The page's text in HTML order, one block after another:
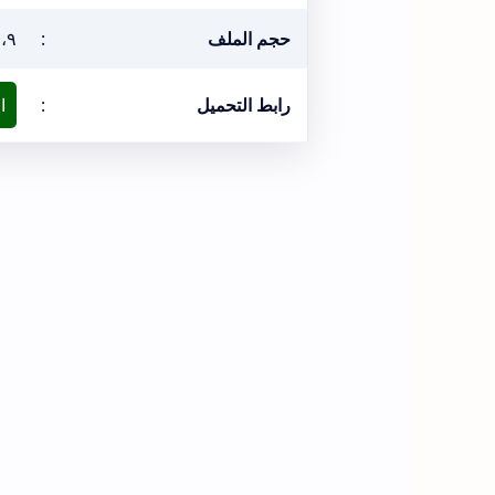
حجم الملف :
رابط التحميل :